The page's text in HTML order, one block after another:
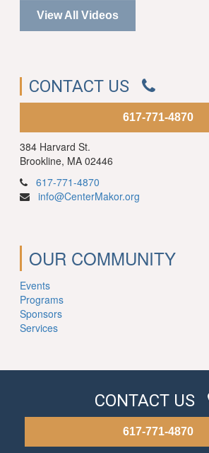
View All Videos
CONTACT US
617-771-4870
384 Harvard St.
Brookline, MA 02446
617-771-4870
info@CenterMakor.org
OUR COMMUNITY
Events
Programs
Sponsors
Services
CONTACT US
617-771-4870